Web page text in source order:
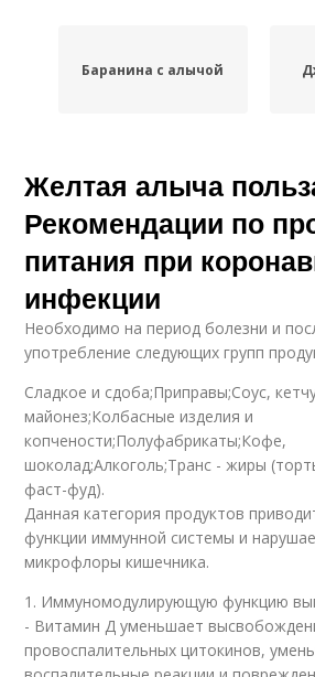
Баранина с алычой
Соус из алычи
Алыча для здоровья
Желтая алыча
Рекомендации по
питания при
инфекции
Необходимо на период болезни и
употребление следующих групп
Сладкое и сдоба;Приправы;Соус,
майонез;Колбасные изделия и
копчености;Полуфабрикаты;Кофе,
шоколад;Алкоголь;Транс - жиры
фаст-фуд).
Данная категория продуктов
функции иммунной системы и
микрофлоры кишечника.
1. Иммуномодулирующую функцию
- Витамин Д уменьшает
провоспалительных цитокинов,